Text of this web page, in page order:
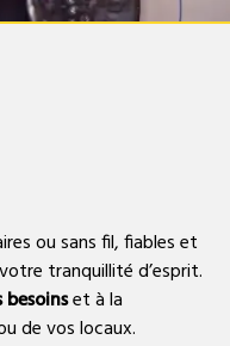
ou sans fil, fiables et
tranquillité d’esprit.
et à la
de vos locaux.